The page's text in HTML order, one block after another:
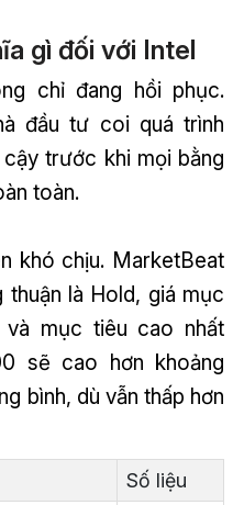
gì đối với Intel
chỉ đang hồi phục.
đầu tư coi quá trình
trước khi mọi bằng
toàn.
khó chịu. MarketBeat
là Hold, giá mục
mục tiêu cao nhất
sẽ cao hơn khoảng
bình, dù vẫn thấp hơn
Số liệu